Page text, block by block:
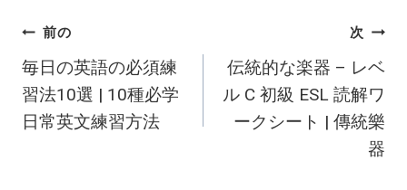
投
稿
ナ
前の
毎日の英語の必須練
習法10選 | 10種必学
日常英文練習方法
次
伝統的な楽器 – レベ
ル C 初級 ESL 読解ワ
ークシート | 傳統樂
器